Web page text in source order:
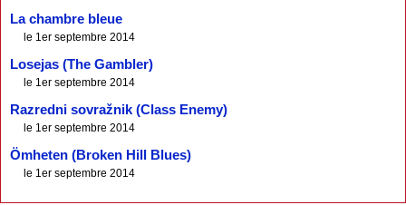
La chambre bleue
le 1er septembre 2014
Losejas (The Gambler)
le 1er septembre 2014
Razredni sovražnik (Class Enemy)
le 1er septembre 2014
Ömheten (Broken Hill Blues)
le 1er septembre 2014